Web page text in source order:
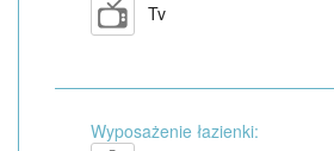
Tv
Wyposażenie łazienki: